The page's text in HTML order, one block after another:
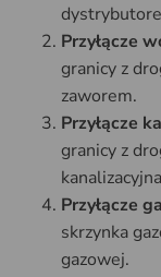
Przyłącze
granicy z
zaworem.
Przyłącze
granicy z
Przyłącze
skrzynka
gazowej.